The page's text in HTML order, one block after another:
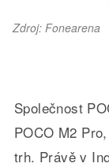
Zdroj: Fonearena
Společnost
POCO M2
trh. Právě v